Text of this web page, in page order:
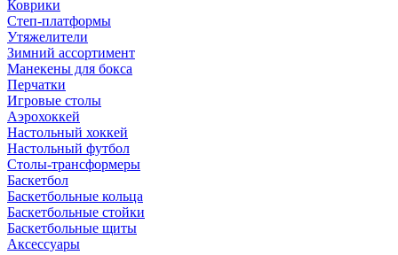
Коврики
Степ-платформы
Утяжелители
Зимний ассортимент
Манекены для бокса
Перчатки
Игровые столы
Аэрохоккей
Настольный хоккей
Настольный футбол
Столы-трансформеры
Баскетбол
Баскетбольные кольца
Баскетбольные стойки
Баскетбольные щиты
Аксессуары